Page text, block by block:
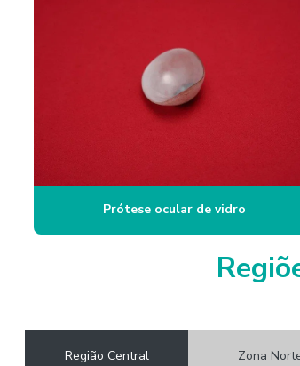
Prótese ocular de vidro
Região Central Zona